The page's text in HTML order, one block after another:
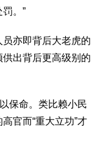
。”
亦即背后大老虎的
出背后更高级别的
保命。类比赖小民
官而“重大立功”才